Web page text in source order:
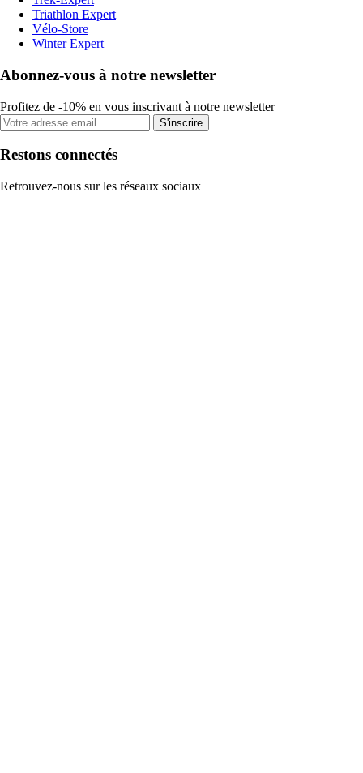
Triathlon Expert
Vélo-Store
Winter Expert
Abonnez-vous à notre newsletter
Profitez de -10% en vous inscrivant à notre newsletter
S'inscrire
Restons connectés
Retrouvez-nous sur les réseaux sociaux